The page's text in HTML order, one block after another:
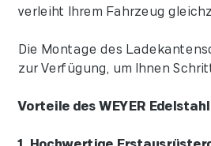
verleiht Ihrem Fahrzeug
Die Montage des
zur Verfügung, um Ihnen
Vorteile des WEYER